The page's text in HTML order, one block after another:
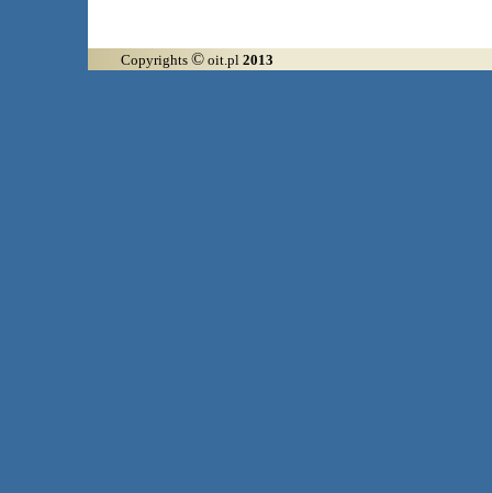
Copyrights © oit.pl 2013